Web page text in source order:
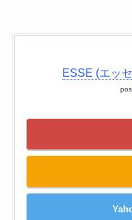
ESSE (エッ